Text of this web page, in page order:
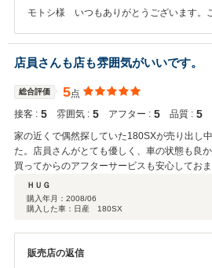
モトシ様 いつもありがとうございます。
モトシ様ご家族様のお車もお世話させてい
った事等がございましたらお気軽にお声掛
長くお付き合いの程宜しくお願い致します
っちゃり型のスタッフから⇒只今ダイエッ
店員さんも店も雰囲気がいいです。
総合評価 5点
接客 : 5 雰囲気 : 5 アフター : 5 品質 : 5
家の近くで偶然探していた180SXが売り出し
た。店員さんがとても優しく、車の状態も良
買ってからのアフターサービスも安心してお
る車もメンテナンスをしてもらっています。
ＨＵＧ
購入年月： 2008/06
購入した車：日産 180SX
販売店の返信